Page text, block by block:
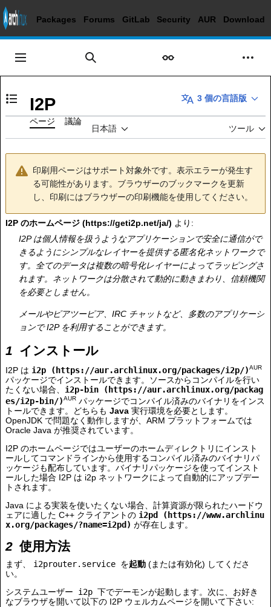
Packages Forums GitLab Security AUR Download
ツ
メインメニュー 検索 表示 個人
目次の表示・非表示を切り替え
I2P 3 個の言語版
ページ 議論
日本語 ツール
印刷用ページはサポート対象外です。表示エラーが発生す
る可能性があります。ブラウザーのブックマークを更新
し、印刷にはブラウザーの印刷機能を使用してください。
I2P のホームページ
より:
I2P は個人情報を扱うようなアプリケーションで安全に通信がで
きるようにシンプルなレイヤーを提供する匿名化ネットワークで
す。全てのデータは複数の暗号化レイヤーによってラッピングさ
れます。ネットワークは分散されて動的に動きまわり、信頼機関
を必要としません。
メールやピアツーピア、IRC チャットなど、多数のアプリケーシ
ョンで I2P を利用することができます。
インストール
I2P は i2p AUR
パッケージでインストールできます。ソースからコンパイルを行い
たくない場合、 i2p-bin
AUR パッケージでコンパイル済みのバイナリをインス
トールできます。どちらも Java 実行環境を必要とします。
OpenJDK で問題なく動作しますが、ARM プラットフォームでは
Oracle Java が推奨されています。
I2P のホームページではユーザーのホームディレクトリにインスト
ールしてコマンドラインから使用するコンパイル済みのバイナリパ
ッケージも配布しています。バイナリパッケージを使ってインスト
ールした場合 I2P は i2p ネットワークによって自動的にアップデー
トされます。
Java による実装を使いたくない場合、計算資源が限られたハードウ
ェアに適した C++ クライアントの i2pd
が存在します。
使用方法
まず、 i2prouter.service を起動 (または有効化) してくださ
い。
システムユーザー
i2p 下でデーモンが起動します。次に、お好き
なブラウザを開いて以下の I2P ウェルカムページを開いて下さい: